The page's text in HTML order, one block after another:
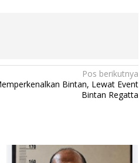
Pos berikutnya
Bintan, Lewat Event
Bintan Regatta